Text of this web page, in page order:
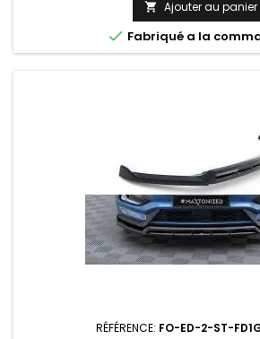
 Ajouter au panier
 Fabriqué a la
RÉFÉRENCE: FO-ED-2-ST-